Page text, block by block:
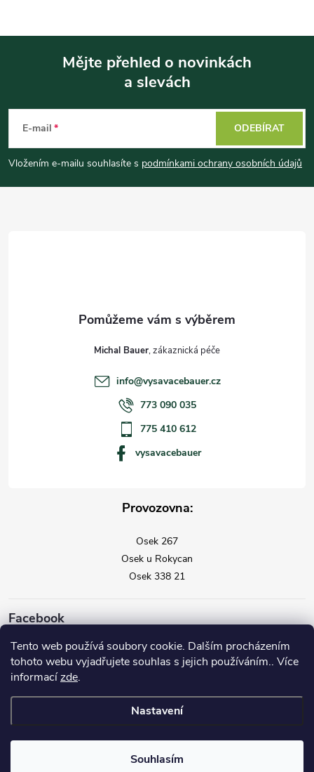
Tento web používá soubory cookie. Dalším procházením
tohoto webu vyjadřujete souhlas s jejich používáním.. Více
informacízde.
Nastavení
Souhlasím
p
Mějte přehled o novinkách
a slevách
E-mail
Vložením e-mailu souhlasíte s podmínkami ochrany osobních údajů
ODEBÍRAT
Michal Bauer
info@vysavacebauer.cz
773 090 035
775 410 612
vysavacebauer
Provozovna:
Osek 267
Osek u Rokycan
Osek 338 21
Facebook
Copyright 2026Vysavače Vorwerk. Všechna práva vyhrazena.